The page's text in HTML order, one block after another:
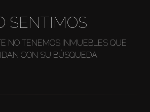
SENTIMOS
NO TENEMOS INMUEBLES QUE
CON SU BÚSQUEDA